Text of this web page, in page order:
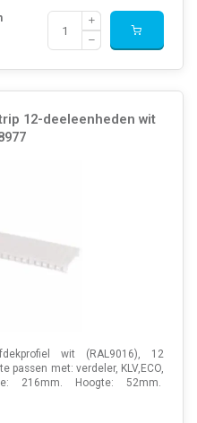
12-deeleenheden wit
wit (RAL9016), 12
passen met: verdeler, KLV,ECO,
216mm. Hoogte: 52mm.